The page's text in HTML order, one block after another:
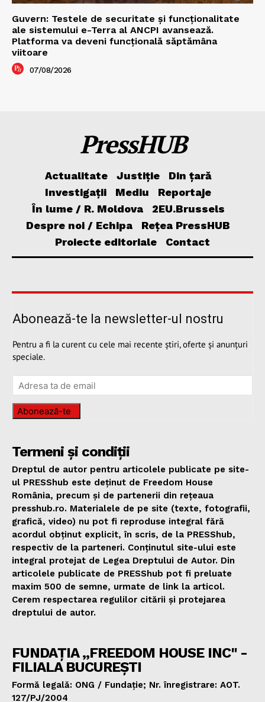
Guvern: Testele de securitate și funcționalitate
ale sistemului e-Terra al ANCPI avansează.
Platforma va deveni funcțională săptămâna
viitoare
07/08/2026
PressHUB
Actualitate Justiție
Din țară
Investigații
Mediu
Reportaje
În lume / R. Moldova
2EU.Brussels
Despre noi / Echipa
Rețea PressHUB
Proiecte editoriale
Contact
Abonează-te la newsletter-ul nostru
Pentru a fi la curent cu cele mai recente știri, oferte și anunțuri
speciale.
Abonează-te
Termeni și condiții
Dreptul de autor pentru articolele publicate pe site-
ul PRESShub este deținut de Freedom House
România, precum și de partenerii din rețeaua
presshub.ro. Materialele de pe site (texte, fotografii,
grafică, video) nu pot fi reproduse integral fără
acordul obținut explicit, în scris, de la PRESShub,
respectiv de la parteneri. Conținutul site-ului este
integral protejat de Legea Dreptului de Autor. Din
articolele publicate de PRESShub pot fi preluate
maxim 500 de semne, urmate de link la articol.
Cerem respectarea regulilor citării și protejarea
dreptului de autor.
FUNDAȚIA „FREEDOM HOUSE INC" -
FILIALA BUCUREȘTI
Formă legală: ONG / Fundație; Nr. înregistrare: AOT.
127/PJ/2004